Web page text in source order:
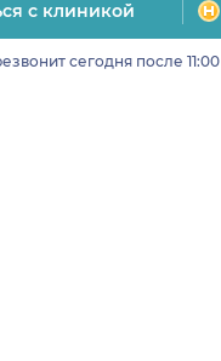
с клиникой
сегодня после 11:00